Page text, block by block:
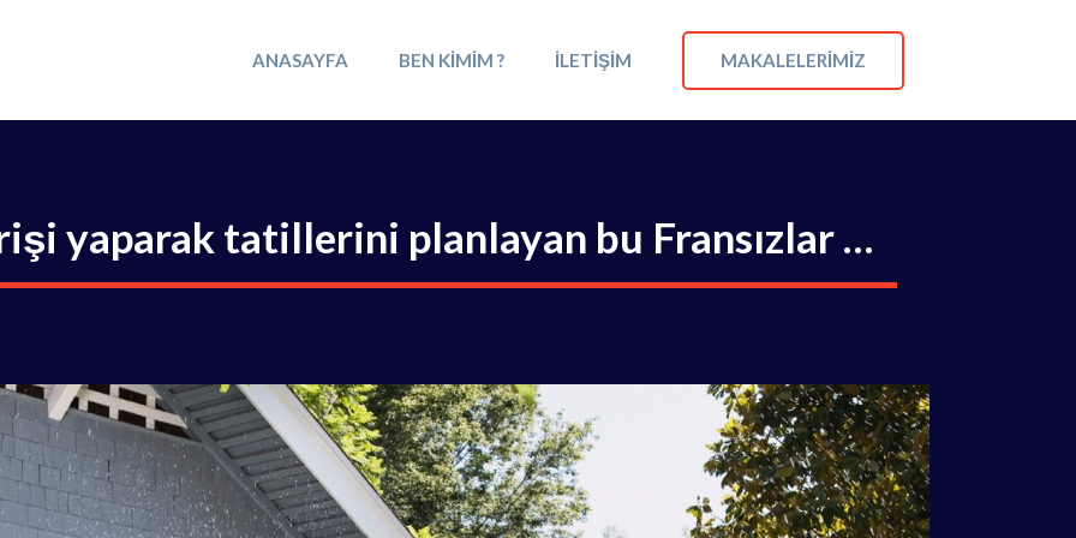
ANASAYFA BEN KIMIM ? İLETIŞIM MAKALELERIMIZ
yaparak tatillerini planlayan bu Fransızlar …